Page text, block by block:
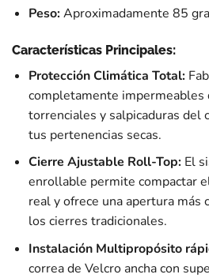
Peso:Aproximadamente 85
Características Principales:
Protección Climática Total:
completamente
torrenciales y salpicaduras del
tus pertenencias secas.
Cierre Ajustable Roll-Top:El
enrollable permite compactar
real y ofrece una apertura más
los cierres tradicionales.
Instalación Multipropósito
correa de Velcro ancha con